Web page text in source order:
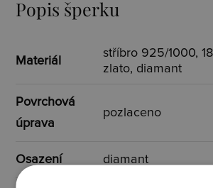
Popis šperku
Materiál
stříbro 925/1000,
zlato, diamant
Povrchová
úprava
pozlaceno
Osazení diamant